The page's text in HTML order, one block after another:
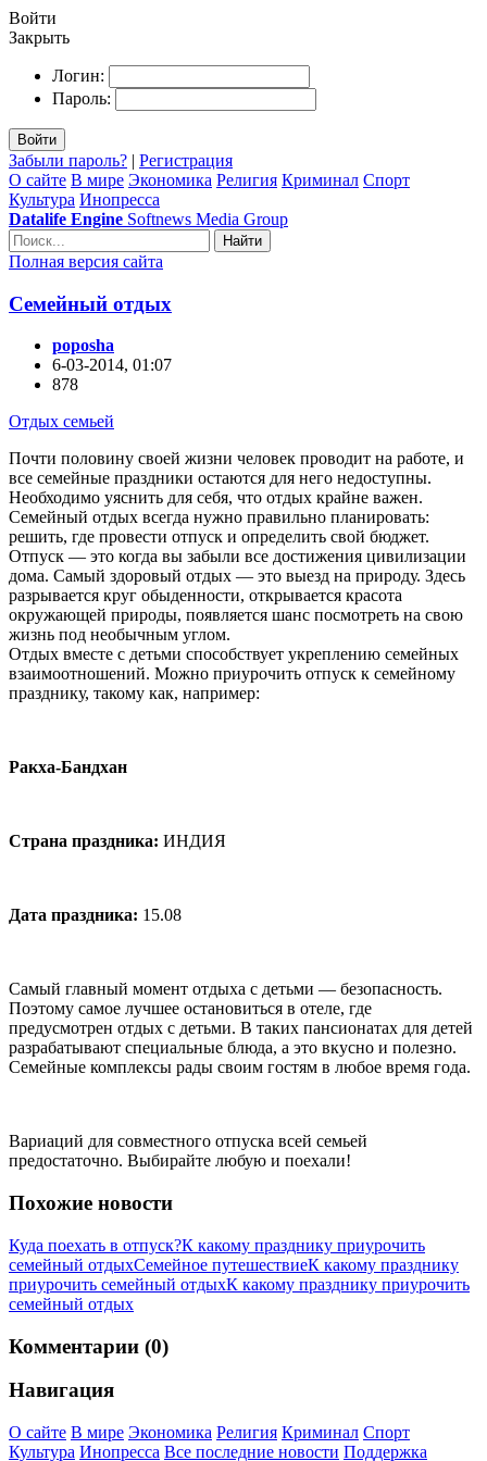
Войти
Закрыть
Логин:
Пароль:
Войти
Забыли пароль? | Регистрация
О сайте В мире Экономика Религия Криминал Спорт
Культура Инопресса
Datalife Engine Softnews Media Group
Найти
Полная версия сайта
Семейный отдых
poposha
6-03-2014, 01:07
878
Отдых семьей
Почти половину своей жизни человек проводит на работе, и
все семейные праздники остаются для него недоступны.
Необходимо уяснить для себя, что отдых крайне важен.
Семейный отдых всегда нужно правильно планировать:
решить, где провести отпуск и определить свой бюджет.
Отпуск — это когда вы забыли все достижения цивилизации
дома. Самый здоровый отдых — это выезд на природу. Здесь
разрывается круг обыденности, открывается красота
окружающей природы, появляется шанс посмотреть на свою
жизнь под необычным углом.
Отдых вместе с детьми способствует укреплению семейных
взаимоотношений. Можно приурочить отпуск к семейному
празднику, такому как, например:
Ракха-Бандхан
Страна праздника: ИНДИЯ
Дата праздника: 15.08
Самый главный момент отдыха с детьми — безопасность.
Поэтому самое лучшее остановиться в отеле, где
предусмотрен отдых с детьми. В таких пансионатах для детей
разрабатывают специальные блюда, а это вкусно и полезно.
Семейные комплексы рады своим гостям в любое время года.
Вариаций для совместного отпуска всей семьей
предостаточно. Выбирайте любую и поехали!
Похожие новости
Куда поехать в отпуск?К какому празднику приурочить
семейный отдыхСемейное путешествиеК какому празднику
приурочить семейный отдыхК какому празднику приурочить
семейный отдых
Комментарии (0)
Навигация
О сайте В мире Экономика Религия Криминал Спорт
Культура Инопресса Все последние новости Поддержка